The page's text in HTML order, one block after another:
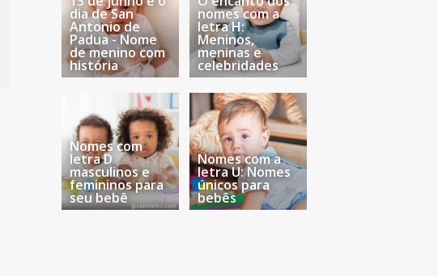
dia de San
Antonio de
Padua - Nome
de menino com
história
nomes com a
letra H:
Meninos,
meninas e
celebridades
Nomes com
letra D
masculinos e
femininos para
seu bebê
Nomes com a
letra U: Nomes
únicos para
bebês